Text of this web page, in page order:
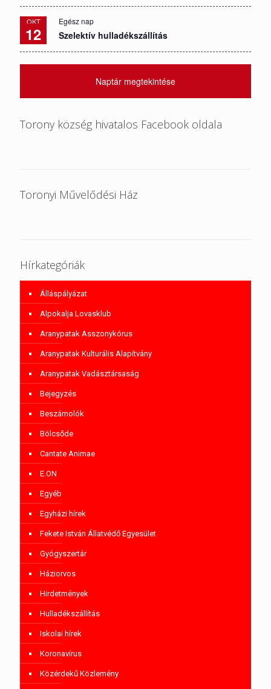
OKT
12
Egész nap
Szelektív hulladékszállítás
Naptár megtekintése
Torony község hivatalos Facebook oldala
Toronyi Művelődési Ház
Hírkategóriák
Álláspályázat
Alpokalja Lovasklub
Aranypatak Asszonykórus
Aranypatak Kulturális Alapítvány
Aranypatak Vadásztársaság
Bejegyzés
Beszámolók
Bölcsőde
Cantate Animae
E.ON
Egyéb
Egyházi hírek
Fekete István Állatvédő Egyesület
Gyógyszertár
Háziorvos
Hirdetmények
Hulladékszállítás
Iskolai hírek
Koronavírus
Közérdekű Közlemény